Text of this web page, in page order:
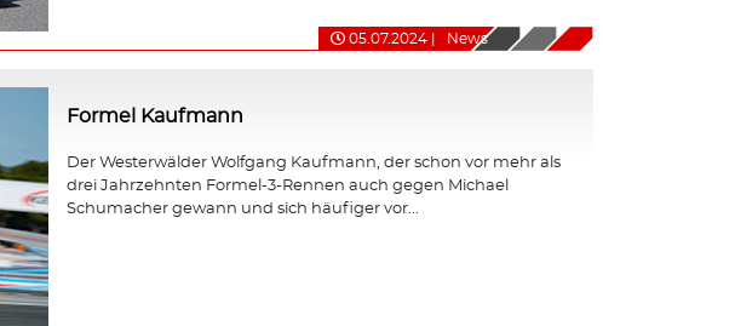
05.07.2024 News
Formel Kaufmann
Der Westerwälder Wolfgang Kaufmann, der schon vor mehr als
drei Jahrzehnten Formel-3-Rennen auch gegen Michael
Schumacher gewann und sich häufiger vor...